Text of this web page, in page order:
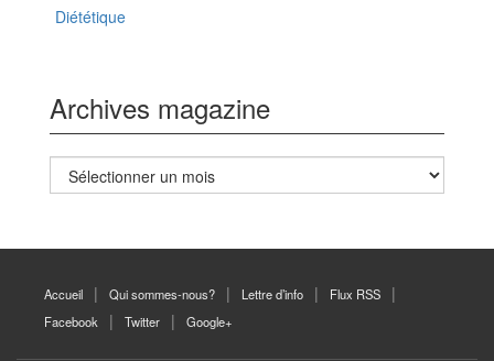
Diététique
Archives magazine
Archives
magazine
Accueil Qui sommes-nous? Lettre d’info
Flux RSS
Facebook
Twitter Google+